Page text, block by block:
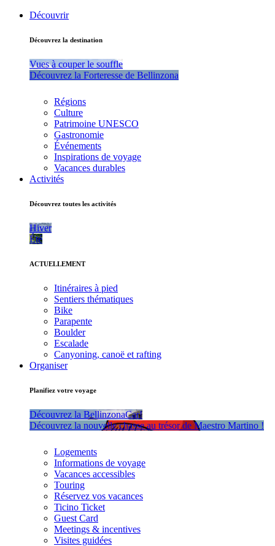
Découvrir
Découvrez la destination
Vues à couper le souffle
Découvrez la Forteresse de Bellinzona
Régions
Culture
Patrimoine UNESCO
Gastronomie
Événements
Inspirations de voyage
Vacances durables
Activités
Découvrez toutes les activités
Hiver
Été
ACTUELLEMENT
Itinéraires à pied
Sentiers thématiques
Bike
Parapente
Boulder
Escalade
Canyoning, canoë et rafting
Organiser
Planifiez votre voyage
Découvrez la BellinzonaCar!
Découvrez la nouvelle chasse au trésor de Maestro Martino !
Logements
Informations de voyage
Vacances accessibles
Touring
Réservez vos vacances
Ticino Ticket
Guest Card
Meetings & incentives
Visites guidées